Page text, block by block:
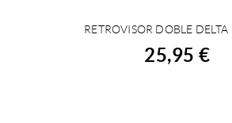
ACHETER
RETROVISOR DOBLE
25,95 €